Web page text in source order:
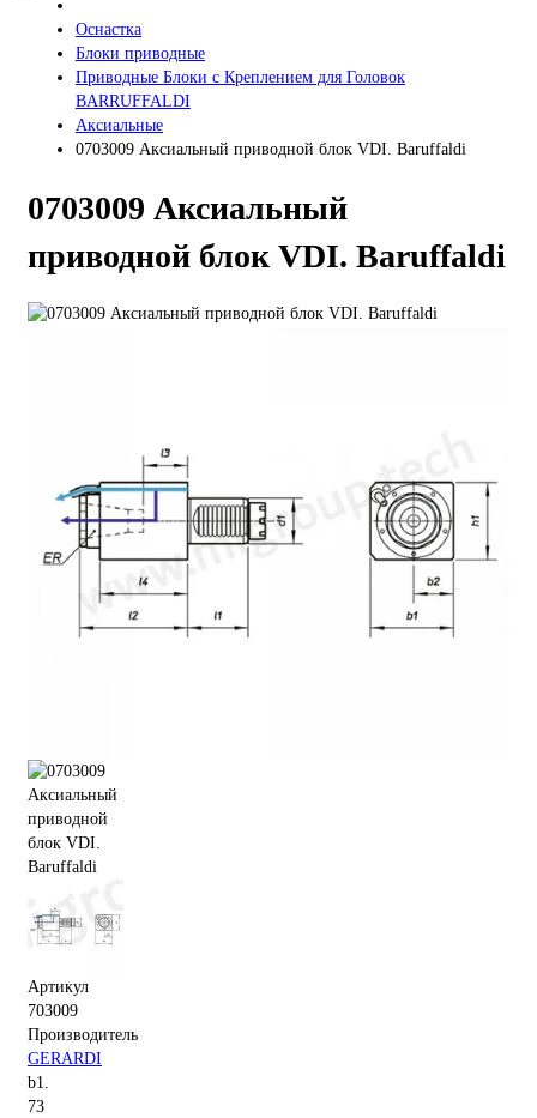
Оснастка
Блоки приводные
Приводные Блоки с Креплением для Головок
BARRUFFALDI
Аксиальные
0703009 Аксиальный приводной блок VDI. Baruffaldi
0703009 Аксиальный
приводной блок VDI. Baruffaldi
Артикул
703009
Производитель
GERARDI
b1.
73